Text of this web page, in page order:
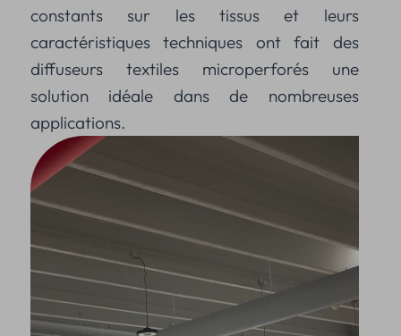
constants sur les tissus et leurs
caractéristiques techniques ont fait des
diffuseurs textiles microperforés une
solution idéale dans de nombreuses
applications.